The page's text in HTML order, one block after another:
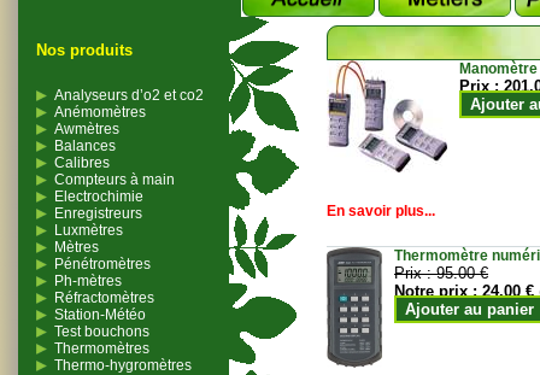
Nos produits
Analyseurs d’o2 et co2
Anémomètres
Awmètres
Balances
Calibres
Compteurs à main
Electrochimie
Enregistreurs
Luxmètres
Mètres
Pénétromètres
Ph-mètres
Réfractomètres
Station-Météo
Test bouchons
Thermomètres
Thermo-hygromètres
Prix :
Ajouter
En savoir plus...
Thermomètre
Prix :95.00 €
Notre prix :24.00 €
Ajouter au panier